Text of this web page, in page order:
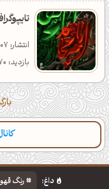
انتشار: 1405/01/07
بازدید: 370
داغ: رنگ